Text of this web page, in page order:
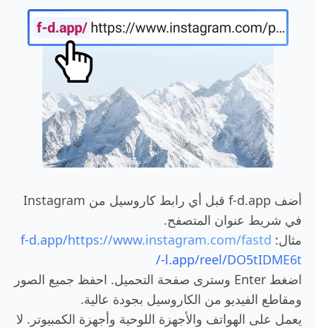
أضف f-d.app قبل أي رابط كاروسيل من Instagram
في شريط عنوان المتصفح.
مثال: f-d.app/https://www.instagram.com/fastd
l.app/reel/DO5tIDME6t-/
اضغط Enter وسترى صفحة التحميل. احفظ جميع الصور
ومقاطع الفيديو من الكاروسيل بجودة عالية.
يعمل على الهواتف والأجهزة اللوحية وأجهزة الكمبيوتر. لا